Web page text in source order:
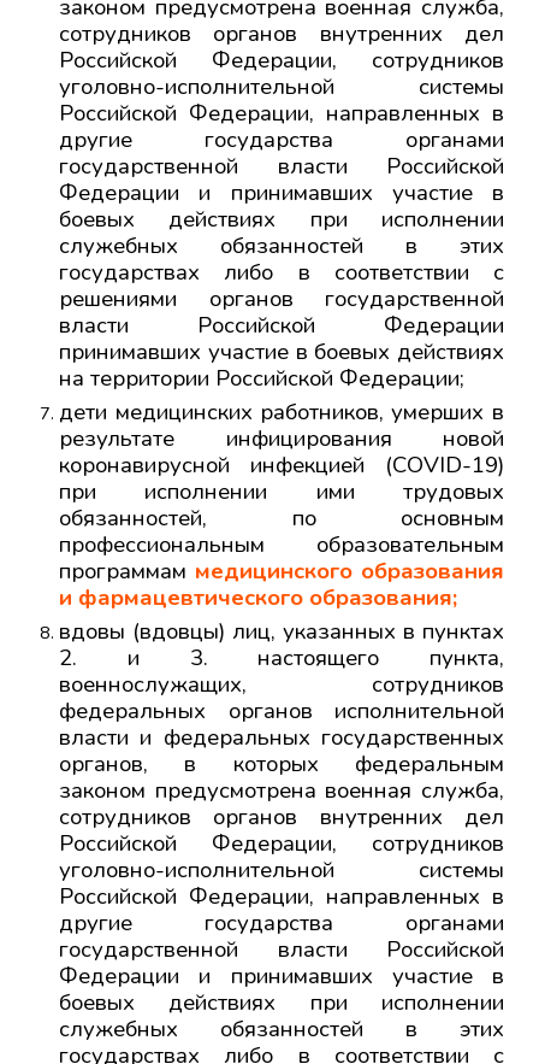
законом предусмотрена военная служба,
сотрудников органов внутренних дел
Российской Федерации, сотрудников
уголовно-исполнительной системы
Российской Федерации, направленных в
другие государства органами
государственной власти Российской
Федерации и принимавших участие в
боевых действиях при исполнении
служебных обязанностей в этих
государствах либо в соответствии с
решениями органов государственной
власти Российской Федерации
принимавших участие в боевых действиях
на территории Российской Федерации;
дети медицинских работников, умерших в
результате инфицирования новой
коронавирусной инфекцией (COVID-19)
при исполнении ими трудовых
обязанностей, по основным
профессиональным образовательным
программам медицинского образования
и фармацевтического образования;
вдовы (вдовцы) лиц, указанных в пунктах
2. и 3. настоящего пункта,
военнослужащих, сотрудников
федеральных органов исполнительной
власти и федеральных государственных
органов, в которых федеральным
законом предусмотрена военная служба,
сотрудников органов внутренних дел
Российской Федерации, сотрудников
уголовно-исполнительной системы
Российской Федерации, направленных в
другие государства органами
государственной власти Российской
Федерации и принимавших участие в
боевых действиях при исполнении
служебных обязанностей в этих
государствах либо в соответствии с